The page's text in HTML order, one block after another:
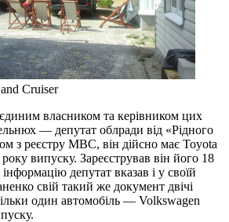
Cruiser
власником та керівником цих
— депутат облради від «Рідного
з реєстру МВС, він дійсно має Toyota
випуску. Зареєстрував він його 18
депутат вказав і у своїй
свій такий же документ двічі
один автомобіль — Volkswagen